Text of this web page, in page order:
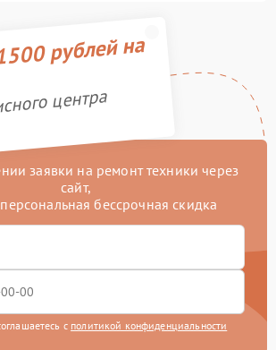
рублей на
центра
заявки на ремонт техники через
сайт,
бессрочная скидка
с политикой конфиденциальности